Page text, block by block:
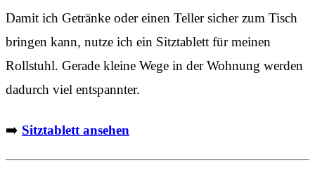
Damit ich Getränke oder einen Teller sicher zum Tisch
bringen kann, nutze ich ein Sitztablett für meinen
Rollstuhl. Gerade kleine Wege in der Wohnung werden
dadurch viel entspannter.
➡️ Sitztablett ansehen